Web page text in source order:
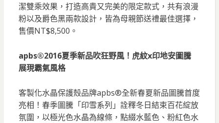
潔雙乘效果，打造高貴又完美的限定款式，共有浪漫
粉以及爵色黑兩款設計，皆為母親節送禮最佳選擇，
售價NT$8,500。
apbs®2016夏季新品吹狂野風！虎紋x印地安圖騰
展現霸氣風格
客製化水晶保護殼品牌apbs®全新春夏新品圖騰首度
亮相！春季圖騰「印雪系列」詮釋冬日結束百花綻放
氛圍，以極光色水晶為線條，點綴水藍色、粉紅色水